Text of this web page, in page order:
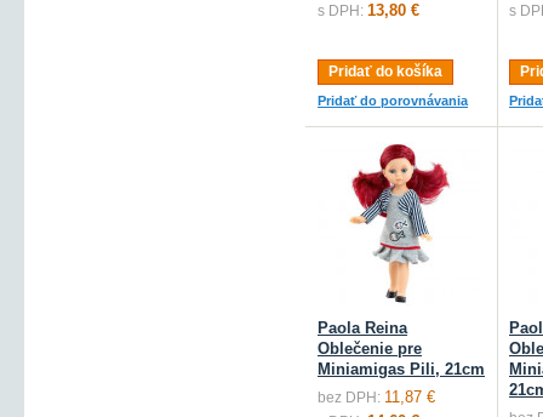
s DPH: 13,80 €
Pridať do košíka
Pridať do porovnávania
s
Paola Reina
Oblečenie pre
Miniamigas Pili, 21cm
bez DPH: 11,87 €